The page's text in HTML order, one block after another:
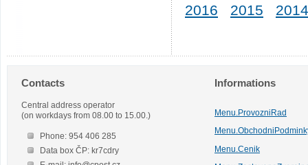
2016
2015 2014
Contacts
Central address operator
(on workdays from 08.00 to 15.00.)
Phone: 954 406 285
Data box ČP: kr7cdry
Informations
Menu.ProvozniRad
Menu.Cenik